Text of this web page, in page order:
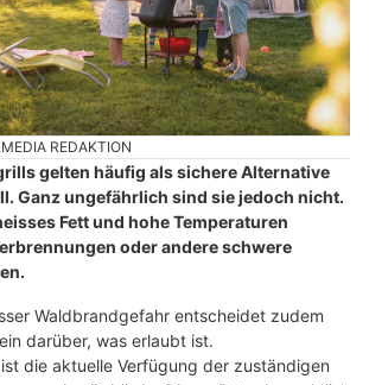
REDAKTION
gelten häufig als sichere Alternative
Ganz ungefährlich sind sie jedoch nicht.
Fett und hohe Temperaturen
oder andere schwere
Waldbrandgefahr entscheidet zudem
darüber, was erlaubt ist.
die aktuelle Verfügung der zuständigen